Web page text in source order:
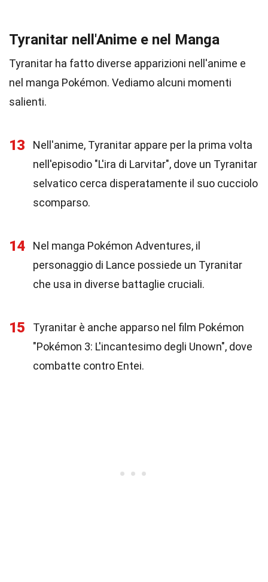
Tyranitar nell'Anime e nel Manga
Tyranitar ha fatto diverse apparizioni nell'anime e
nel manga Pokémon. Vediamo alcuni momenti
salienti.
13
Nell'anime, Tyranitar appare per la prima volta
nell'episodio "L'ira di Larvitar", dove un Tyranitar
selvatico cerca disperatamente il suo cucciolo
scomparso.
14
Nel manga Pokémon Adventures, il
personaggio di Lance possiede un Tyranitar
che usa in diverse battaglie cruciali.
15
Tyranitar è anche apparso nel film Pokémon
"Pokémon 3: L'incantesimo degli Unown", dove
combatte contro Entei.